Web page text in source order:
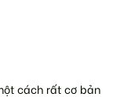
cách rất cơ bản